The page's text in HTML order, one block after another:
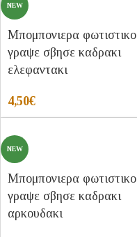
NEW
Μπομπονιερα φωτιστικο
γραψε σβησε καδρακι
ελεφαντακι
4,50€
NEW
Μπομπονιερα φωτιστικο
γραψε σβησε καδρακι
αρκουδακι